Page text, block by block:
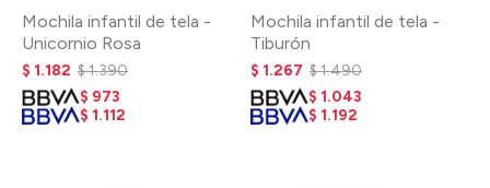
Mochila infantil de tela -
Unicornio Rosa
$ 1.182 $1.390
$ 973
$ 1.112
Mochila infantil de tela -
Tiburón
$ 1.267 $1.490
$ 1.043
$ 1.192